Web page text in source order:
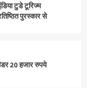
टुडे टूरिज्म
पुरस्कार से
20 हजार रुपये